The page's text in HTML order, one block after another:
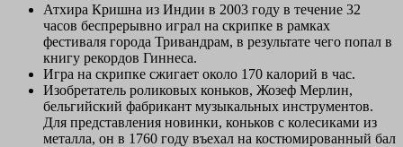
Атхира Кришна из Индии в 2003 году в течение 32
часов беспрерывно играл на скрипке в рамках
фестиваля города Тривандрам, в результате чего попал в
книгу рекордов Гиннеса.
Игра на скрипке сжигает около 170 калорий в час.
Изобретатель роликовых коньков, Жозеф Мерлин,
бельгийский фабрикант музыкальных инструментов.
Для представления новинки, коньков с колесиками из
металла, он в 1760 году въехал на костюмированный бал